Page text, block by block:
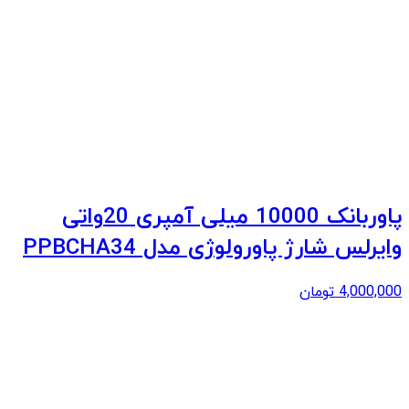
پاوربانک 10000 میلی آمپری 20واتی
وایرلس شارژ پاورولوژی مدل PPBCHA34
4,000,000 تومان